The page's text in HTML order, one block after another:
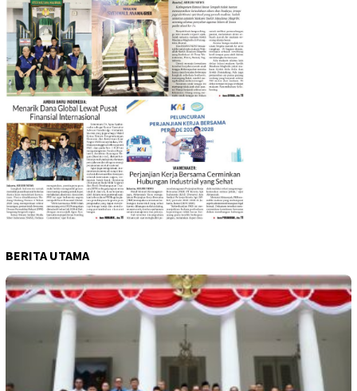
BERITA UTAMA